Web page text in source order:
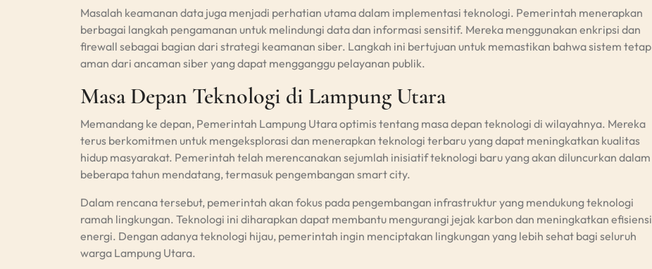
Masalah keamanan data juga menjadi perhatian utama dalam implementasi teknologi. Pemerintah menerapkan
berbagai langkah pengamanan untuk melindungi data dan informasi sensitif. Mereka menggunakan enkripsi dan
firewall sebagai bagian dari strategi keamanan siber. Langkah ini bertujuan untuk memastikan bahwa sistem tetap
aman dari ancaman siber yang dapat mengganggu pelayanan publik.
Masa Depan Teknologi di Lampung Utara
Memandang ke depan, Pemerintah Lampung Utara optimis tentang masa depan teknologi di wilayahnya. Mereka
terus berkomitmen untuk mengeksplorasi dan menerapkan teknologi terbaru yang dapat meningkatkan kualitas
hidup masyarakat. Pemerintah telah merencanakan sejumlah inisiatif teknologi baru yang akan diluncurkan dalam
beberapa tahun mendatang, termasuk pengembangan smart city.
Dalam rencana tersebut, pemerintah akan fokus pada pengembangan infrastruktur yang mendukung teknologi
ramah lingkungan. Teknologi ini diharapkan dapat membantu mengurangi jejak karbon dan meningkatkan efisiensi
energi. Dengan adanya teknologi hijau, pemerintah ingin menciptakan lingkungan yang lebih sehat bagi seluruh
warga Lampung Utara.